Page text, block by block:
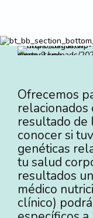
Ofrecemos
resultado de
conocer si
genéticas
tu salud
resultados
médico
clínico)